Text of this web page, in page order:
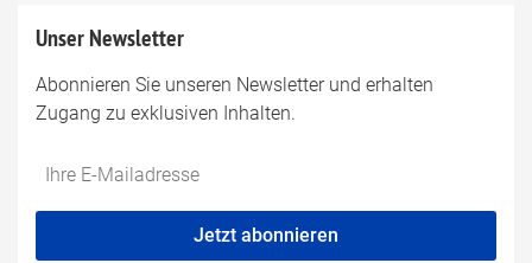
Unser Newsletter
Abonnieren Sie unseren Newsletter und erhalten
Zugang zu exklusiven Inhalten.
Do
*Ihre
Jetzt abonnieren